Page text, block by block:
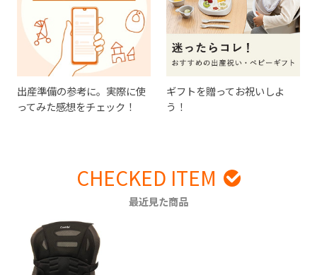
出産準備の参考に。実際に使
ってみた感想をチェック！
ギフトを贈ってお祝いしよ
う！
CHECKED ITEM
最近見た商品